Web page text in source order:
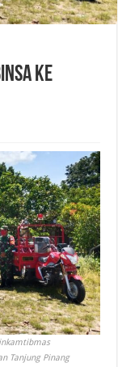
Ke
Tanjung Pinang